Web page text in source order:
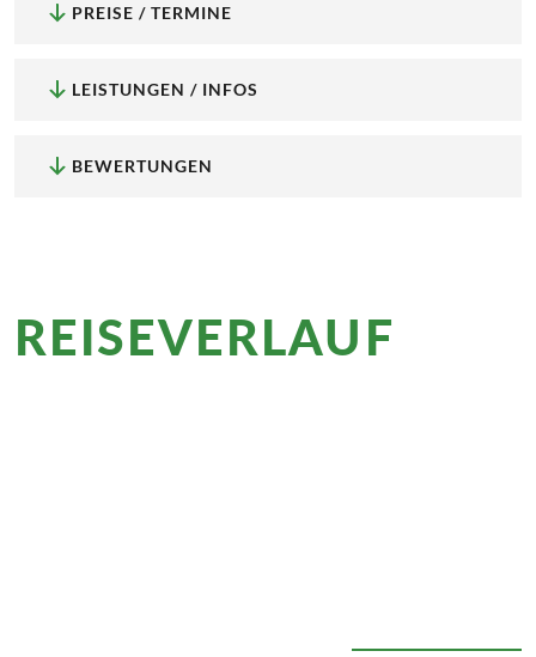
PREISE / TERMINE
LEISTUNGEN / INFOS
BEWERTUNGEN
REISEVERLAUF